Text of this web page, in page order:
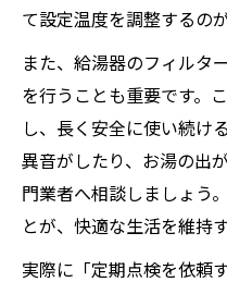
て設定温度を調整するの
また、給湯器のフィルタ
を行うことも重要です。
し、長く安全に使い続け
異音がしたり、お湯の出
門業者へ相談しましょう
とが、快適な生活を維持
実際に「定期点検を依頼